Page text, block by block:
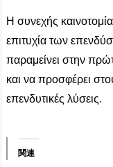
Η συνεχής
επιτυχία των
παραμείνει στην
και να προσφέρει
επενδυτικές λύσεις.
関連